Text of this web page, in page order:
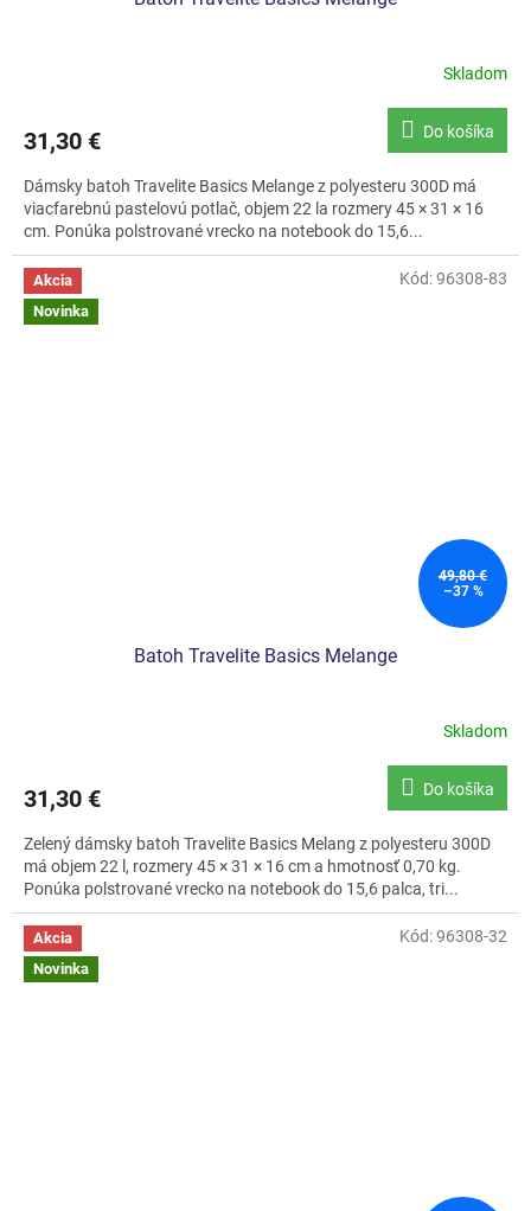
Skladom
31,30 € Do košíka
Dámsky batoh Travelite Basics Melange z polyesteru 300D má
viacfarebnú pastelovú potlač, objem 22 la rozmery 45 × 31 × 16
cm. Ponúka polstrované vrecko na notebook do 15,6...
Akcia
Novinka
49,80 €
–37 %
Batoh Travelite Basics Melange
Skladom
31,30 € Do košíka
Zelený dámsky batoh Travelite Basics Melang z polyesteru 300D
má objem 22 l, rozmery 45 × 31 × 16 cm a hmotnosť 0,70 kg.
Ponúka polstrované vrecko na notebook do 15,6 palca, tri...
Kód:96308-83
Akcia
Novinka
Kód:96308-32